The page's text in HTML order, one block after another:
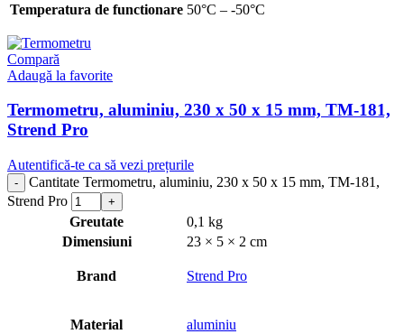
Temperatura de functionare 50°C – -50°C
Compară
Adaugă la favorite
Termometru, aluminiu, 230 x 50 x 15 mm, TM-181,
Strend Pro
Autentifică-te ca să vezi prețurile
Cantitate Termometru, aluminiu, 230 x 50 x 15 mm, TM-181,
Strend Pro
Greutate
0,1 kg
Dimensiuni
23 × 5 × 2 cm
Brand Strend Pro
Material aluminiu